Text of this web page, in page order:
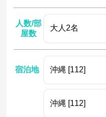
人数/部
屋数
宿泊地